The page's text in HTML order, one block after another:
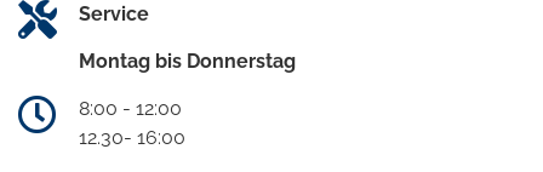
Service
Montag bis Donnerstag
8:00 - 12:00
12.30- 16:00